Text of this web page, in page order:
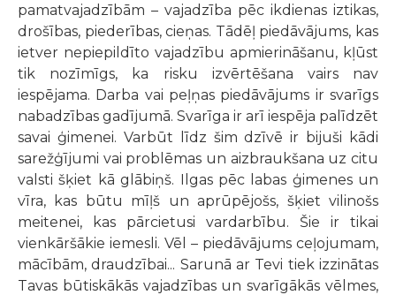
pamatvajadzībām – vajadzība pēc ikdienas iztikas,
drošības, piederības, cieņas. Tādēļ piedāvājums, kas
ietver nepiepildīto vajadzību apmierināšanu, kļūst
tik nozīmīgs, ka risku izvērtēšana vairs nav
iespējama. Darba vai peļņas piedāvājums ir svarīgs
nabadzības gadījumā. Svarīga ir arī iespēja palīdzēt
savai ģimenei. Varbūt līdz šim dzīvē ir bijuši kādi
sarežģījumi vai problēmas un aizbraukšana uz citu
valsti šķiet kā glābiņš. Ilgas pēc labas ģimenes un
vīra, kas būtu mīļš un aprūpējošs, šķiet vilinošs
meitenei, kas pārcietusi vardarbību. Šie ir tikai
vienkāršākie iemesli. Vēl – piedāvājums ceļojumam,
mācībām, draudzībai... Sarunā ar Tevi tiek izzinātas
Tavas būtiskākās vajadzības un svarīgākās vēlmes,